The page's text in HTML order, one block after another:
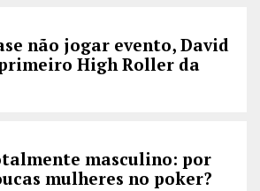
não jogar evento, David
High Roller da
masculino: por
mulheres no poker?